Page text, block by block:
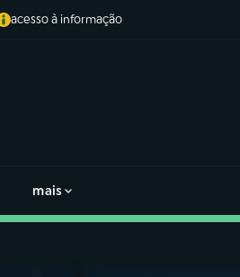
acesso à informação
mais